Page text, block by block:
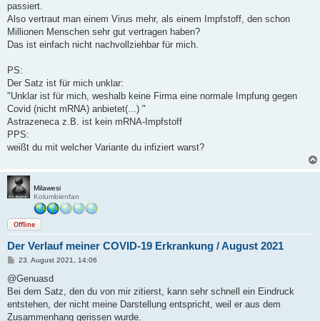
passiert.
Also vertraut man einem Virus mehr, als einem Impfstoff, den schon
Millionen Menschen sehr gut vertragen haben?
Das ist einfach nicht nachvollziehbar für mich.
PS:
Der Satz ist für mich unklar:
"Unklar ist für mich, weshalb keine Firma eine normale Impfung gegen
Covid (nicht mRNA) anbietet(...) "
Astrazeneca z.B. ist kein mRNA-Impfstoff
PPS:
weißt du mit welcher Variante du infiziert warst?
Milawesi
Kolumbienfan
Offline
Der Verlauf meiner COVID-19 Erkrankung / August 2021
B
i
r
a
23. August 2021, 14:06
@Genuasd
Bei dem Satz, den du von mir zitierst, kann sehr schnell ein Eindruck
entstehen, der nicht meine Darstellung entspricht, weil er aus dem
Zusammenhang gerissen wurde.